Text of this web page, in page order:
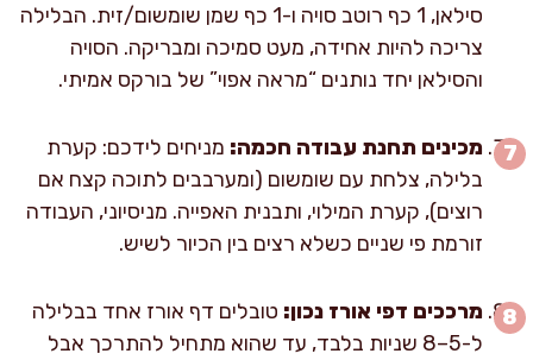
סילאן, 1 כף רוטב סויה ו-1 כף שמן שומשום/זית. הבלילה
צריכה להיות אחידה, מעט סמיכה ומבריקה. הסויה
והסילאן יחד נותנים “מראה אפוי” של בורקס אמיתי.
מכינים תחנת עבודה חכמה: מניחים לידכם: קערת
בלילה, צלחת עם שומשום (ומערבבים לתוכה קצח אם
רוצים), קערת המילוי, ותבנית האפייה. מניסיוני, העבודה
זורמת פי שניים כשלא רצים בין הכיור לשיש.
מרככים דפי אורז נכון: טובלים דף אורז אחד בבלילה
ל-5–8 שניות בלבד, עד שהוא מתחיל להתרכך אבל